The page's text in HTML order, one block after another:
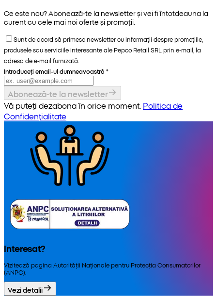
Ce este nou? Abonează-te la newsletter și vei fi întotdeauna la
curent cu cele mai noi oferte și promoții.
Sunt de acord să primesc newsletter cu informații despre promoțiile,
produsele sau serviciile interesante ale Pepco Retail SRL prin e-mail, la
adresa de e-mail furnizată.
Introduceți email-ul dumneavoastră *
Abonează-te la newsletter
Vă puteți dezabona în orice moment. Politica de
Confidențialitate
Interesat?
Vizitează pagina Autorității Naționale pentru Protecția Consumatorilor
(ANPC).
Vezi detalii